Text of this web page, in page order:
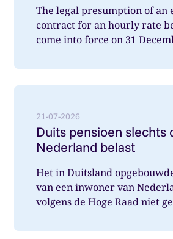
The legal presumption of an
contract for an hourly rate
come into force on 31
21-07-2026
Duits pensioen slechts
Nederland belast
Het in Duitsland
van een inwoner van
volgens de Hoge Raad niet